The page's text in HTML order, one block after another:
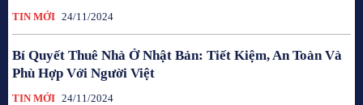
TIN MỚI 24/11/2024
Bí Quyết Thuê Nhà Ở Nhật Bản: Tiết Kiệm, An Toàn Và
Phù Hợp Với Người Việt
TIN MỚI 24/11/2024